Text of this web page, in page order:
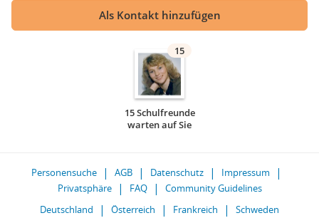
Als Kontakt hinzufügen
15
15 Schulfreunde
warten auf Sie
Personensuche AGB Datenschutz
Impressum
Privatsphäre
FAQ
Community Guidelines
Deutschland
Österreich Frankreich Schweden